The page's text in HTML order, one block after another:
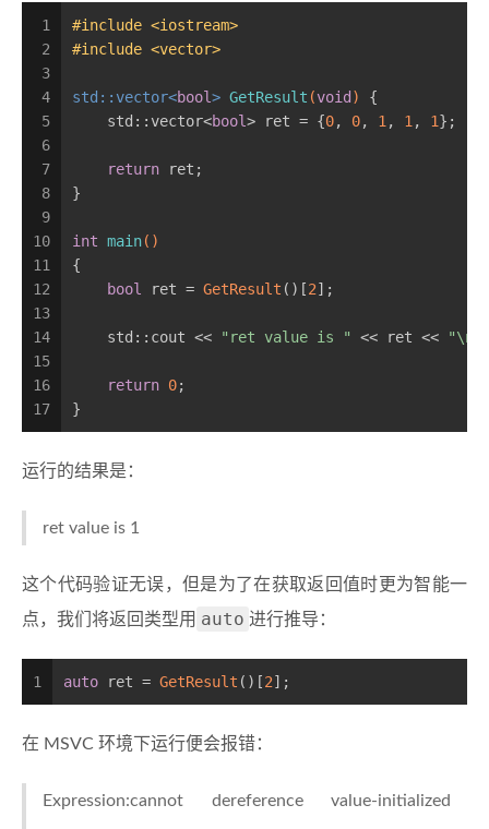
1
2
3
4
5
6
7
8
9
10
11
12
13
14
15
16
17
#include <iostream>
#include <vector>
std::vector<bool> GetResult (void )
{
    std::vector<
bool> ret = {0, 0, 1 , 1 , 1};
return ret;
}
int main()
{
bool
ret = GetResult ()[2];
    std::cout <<
"ret value is " << ret << "\n"
return 0;
}
运行的结果是：
ret value is 1
这个代码验证无误，但是为了在获取返回值时更为智能一
点，我们将返回类型用 auto 进行推导：
1 auto ret = GetResult ()[2];
在 MSVC 环境下运行便会报错：
Expression:cannot dereference value-initialized